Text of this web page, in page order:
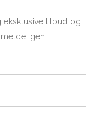
tilbud og
igen.